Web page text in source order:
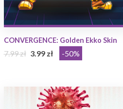
CONVERGENCE: Golden Ekko Skin
7.99 zł 3.99 zł -50%